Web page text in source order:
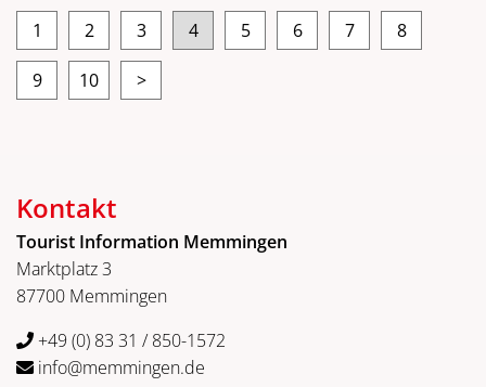
1 2 3 4 5 6 7 8
9 10 >
Kontakt
Tourist Information Memmingen
Marktplatz 3
87700 Memmingen
+49 (0) 83 31 / 850-1572
info@memmingen.de